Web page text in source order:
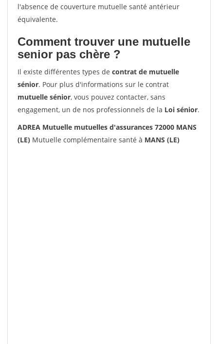
l'absence de couverture mutuelle santé antérieur
équivalente.
Comment trouver une mutuelle
senior pas chère ?
Il existe différentes types de contrat de mutuelle
sénior. Pour plus d'informations sur le contrat
mutuelle sénior, vous pouvez contacter, sans
engagement, un de nos professionnels de la Loi sénior.
ADREA Mutuelle mutuelles d'assurances 72000 MANS
(LE) Mutuelle complémentaire santé à MANS (LE)